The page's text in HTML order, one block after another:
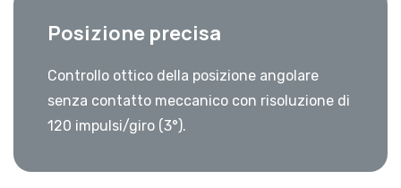
Posizione precisa
Controllo ottico della posizione angolare
senza contatto meccanico con risoluzione di
120 impulsi/giro (3°).